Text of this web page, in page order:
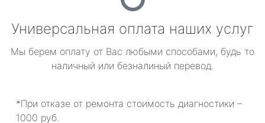
Универсальная оплата наших услуг
Мы берем оплату от Вас любыми способами, будь то
наличный или безналиный перевод.
*При отказе от ремонта стоимость диагностики –
1000 руб.